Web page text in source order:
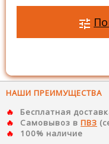
НАШИ ПРЕИМУЩЕСТВА
Бесплатная
Самовывоз в ПВЗ
100% наличие